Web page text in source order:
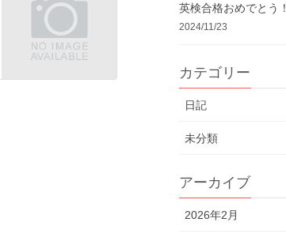
英検合格おめでとう！
2024/11/23
カテゴリー
日記
未分類
アーカイブ
2026年2月